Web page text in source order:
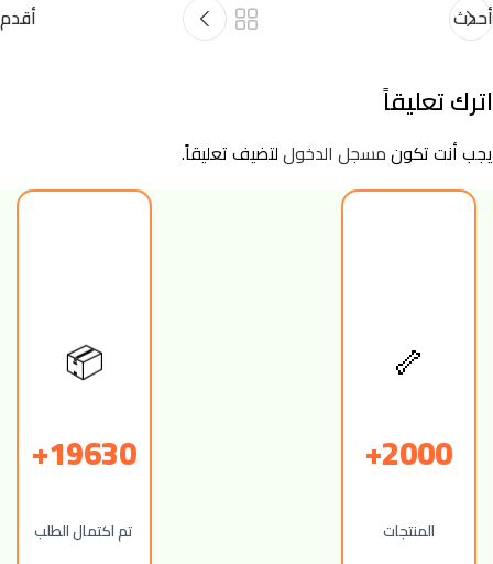
أحدث أقدم
اترك تعليقاً
يجب أنت تكونمسجل الدخوللتضيف تعليقاً.
🦴
2000+
المنتجات
📦
19630+
تم اكتمال الطلب